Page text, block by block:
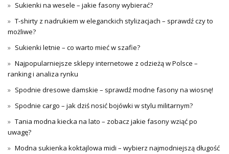
Sukienki na wesele – jakie fasony wybierać?
T-shirty z nadrukiem w eleganckich stylizacjach – sprawdź czy to
możliwe?
Sukienki letnie – co warto mieć w szafie?
Najpopularniejsze sklepy internetowe z odzieżą w Polsce –
ranking i analiza rynku
Spodnie dresowe damskie – sprawdź modne fasony na wiosnę!
Spodnie cargo – jak dziś nosić bojówki w stylu militarnym?
Tania modna kiecka na lato – zobacz jakie fasony wziąć po
uwagę?
Modna sukienka koktajlowa midi – wybierz najmodniejszą długość